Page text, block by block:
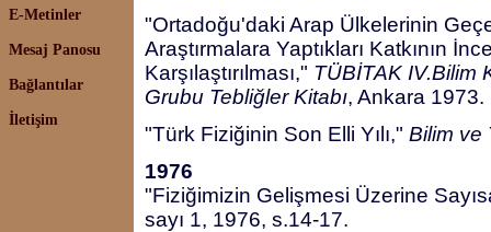
E-Metinler
Mesaj Panosu
Bağlantılar
İletişim
"Ortadoğu'daki Arap Ülkelerinin
Araştırmalara Yaptıkları Katkının
Karşılaştırılması," TÜBİTAK IV.Bilim
Grubu Tebliğler Kitabı, Ankara 1973.
"Türk Fiziğinin Son Elli Yılı," Bilim ve
1976
"Fiziğimizin Gelişmesi Üzerine
sayı 1, 1976, s.14-17.